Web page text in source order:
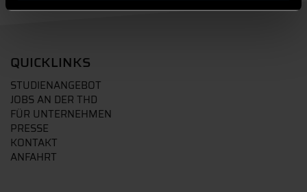
QUICKLINKS
STUDIENANGEBOT
JOBS AN DER THD
FÜR UNTERNEHMEN
PRESSE
KONTAKT
ANFAHRT